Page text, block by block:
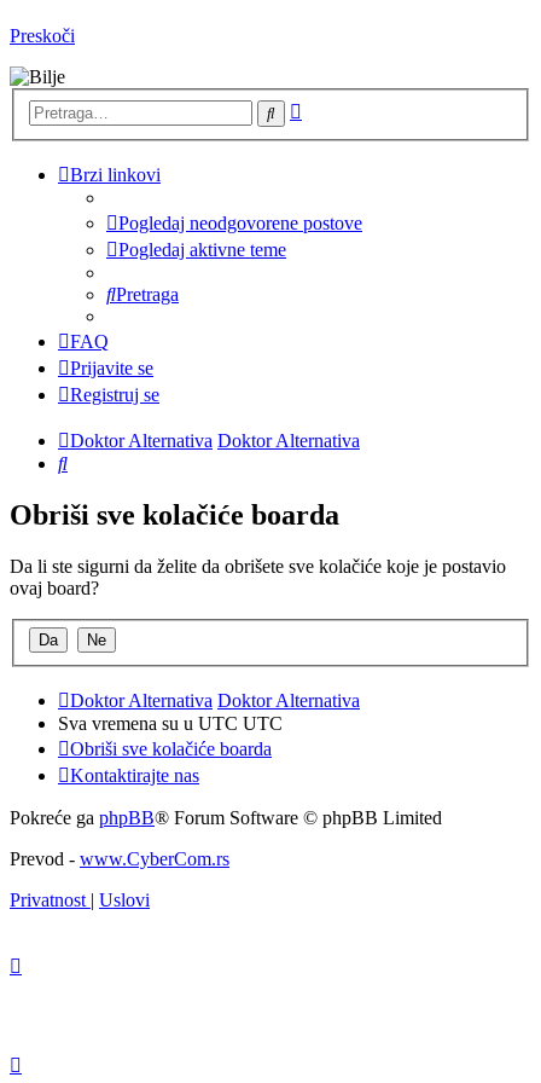
Preskoči
Pretraga
Brzi linkovi
Pogledaj neodgovorene postove
Pogledaj aktivne teme
Pretraga
FAQ
Prijavite se
Registruj se
Doktor Alternativa Doktor Alternativa
Pretraga
Obriši sve kolačiće boarda
Da li ste sigurni da želite da obrišete sve kolačiće koje je postavio
ovaj board?
Doktor Alternativa Doktor Alternativa
Sva vremena su u UTC UTC
Obriši sve kolačiće boarda
Kontaktirajte nas
Pokreće ga phpBB® Forum Software © phpBB Limited
Prevod - www.CyberCom.rs
Privatnost | Uslovi